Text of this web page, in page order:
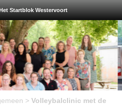
Startblok Westervoort
> Volleybalclinic met de